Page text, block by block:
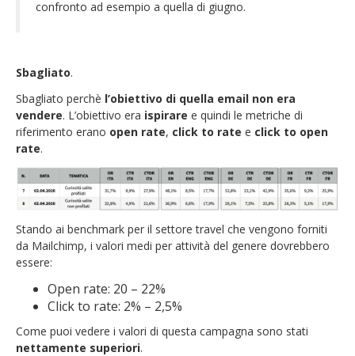
confronto ad esempio a quella di giugno.
Sbagliato.
Sbagliato perchè l’obiettivo di quella email non era
vendere. L’obiettivo era ispirare e quindi le metriche di
riferimento erano open rate, click to rate e click to open
rate.
Stando ai benchmark per il settore travel che vengono forniti
da Mailchimp, i valori medi per attività del genere dovrebbero
essere:
Open rate: 20 – 22%
Click to rate: 2% – 2,5%
Come puoi vedere i valori di questa campagna sono stati
nettamente superiori.